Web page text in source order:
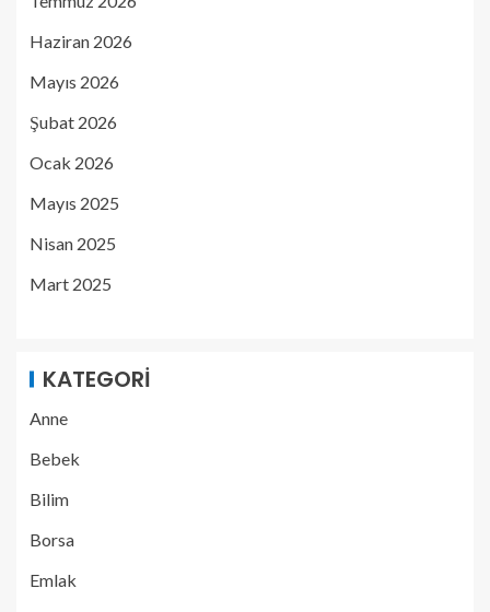
Haziran 2026
Mayıs 2026
Şubat 2026
Ocak 2026
Mayıs 2025
Nisan 2025
Mart 2025
KATEGORI
Anne
Bebek
Bilim
Borsa
Emlak